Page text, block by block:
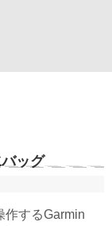
ッグ
するGarmin